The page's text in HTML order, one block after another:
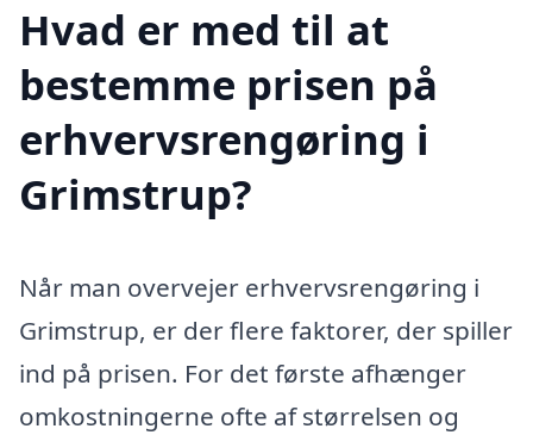
Hvad er med til at
bestemme prisen på
erhvervsrengøring i
Grimstrup?
Når man overvejer erhvervsrengøring i
Grimstrup, er der flere faktorer, der spiller
ind på prisen. For det første afhænger
omkostningerne ofte af størrelsen og